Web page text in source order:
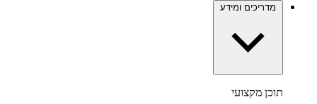
מדריכים ומידע
תוכן מקצועי